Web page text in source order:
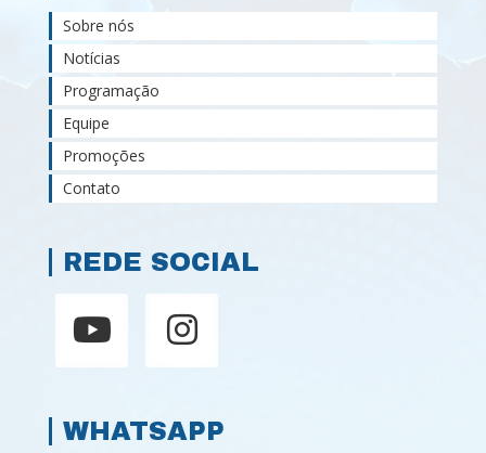
Sobre nós
Notícias
Programação
Equipe
Promoções
Contato
REDE SOCIAL
WHATSAPP